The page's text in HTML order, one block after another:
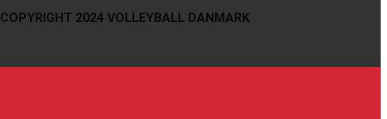
COPYRIGHT 2024 VOLLEYBALL DANMARK